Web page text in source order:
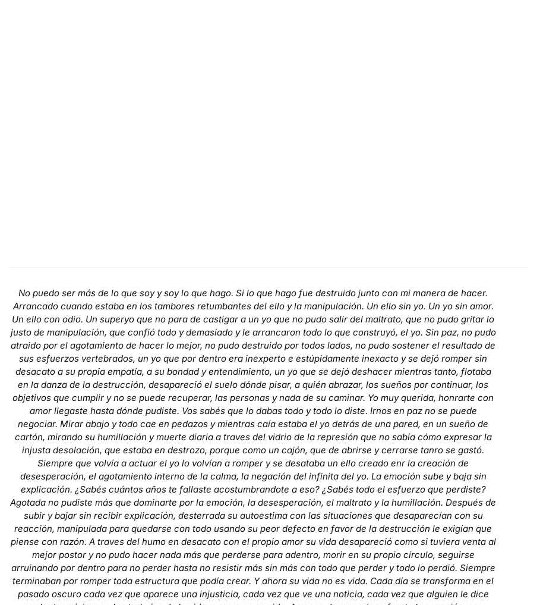
No puedo ser más de lo que soy y soy lo que hago. Si lo que hago fue destruido junto con mi manera de hacer.
Arrancado cuando estaba en los tambores retumbantes del ello y la manipulación. Un ello sin yo. Un yo sin amor.
Un ello con odio. Un superyo que no para de castigar a un yo que no pudo salir del maltrato, que no pudo gritar lo
justo de manipulación, que confió todo y demasiado y le arrancaron todo lo que construyó, el yo. Sin paz, no pudo
atraido por el agotamiento de hacer lo mejor, no pudo destruido por todos lados, no pudo sostener el resultado de
sus esfuerzos vertebrados, un yo que por dentro era inexperto e estúpidamente inexacto y se dejó romper sin
desacato a su propia empatía, a su bondad y entendimiento, un yo que se dejó deshacer mientras tanto, flotaba
en la danza de la destrucción, desapareció el suelo dónde pisar, a quién abrazar, los sueños por continuar, los
objetivos que cumplir y no se puede recuperar, las personas y nada de su caminar. Yo muy querida, honrarte con
amor llegaste hasta dónde pudiste. Vos sabés que lo dabas todo y todo lo diste. Irnos en paz no se puede
negociar. Mirar abajo y todo cae en pedazos y mientras caía estaba el yo detrás de una pared, en un sueño de
cartón, mirando su humillación y muerte diaria a traves del vidrio de la represión que no sabía cómo expresar la
injusta desolación, que estaba en destrozo, porque como un cajón, que de abrirse y cerrarse tanro se gastó.
Siempre que volvía a actuar el yo lo volvían a romper y se desataba un ello creado enr la creación de
desesperación, el agotamiento interno de la calma, la negación del infinita del yo. La emoción sube y baja sin
explicación. ¿Sabés cuántos años te fallaste acostumbrandote a eso? ¿Sabés todo el esfuerzo que perdiste?
Agotada no pudiste más que dominarte por la emoción, la desesperación, el maltrato y la humillación. Después de
subir y bajar sin recibir explicación, desterrada su autoestima con las situaciones que desaparecían con su
reacción, manipulada para quedarse con todo usando su peor defecto en favor de la destrucción le exigían que
piense con razón. A traves del humo en desacato con el propio amor su vida desapareció como si tuviera venta al
mejor postor y no pudo hacer nada más que perderse para adentro, morir en su propio círculo, seguirse
arruinando por dentro para no perder hasta no resistir más sin más con todo que perder y todo lo perdió. Siempre
terminaban por romper toda estructura que podía crear. Y ahora su vida no es vida. Cada día se transforma en el
pasado oscuro cada vez que aparece una injusticia, cada vez que ve una noticia, cada vez que alguien le dice